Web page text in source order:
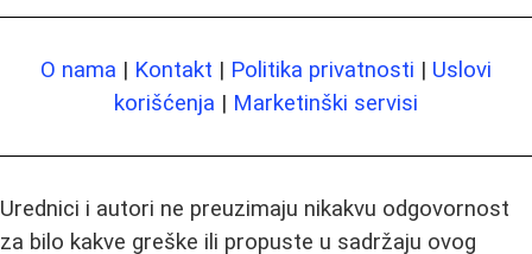
O nama | Kontakt | Politika privatnosti | Uslovi
korišćenja | Marketinški servisi
Urednici i autori ne preuzimaju nikakvu odgovornost
za bilo kakve greške ili propuste u sadržaju ovog